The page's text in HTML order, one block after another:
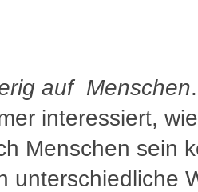
auf Menschen
interessiert, wie
Menschen sein
unterschiedliche